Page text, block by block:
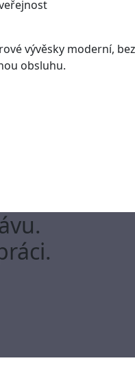
vývěsky moderní,
obsluhu.